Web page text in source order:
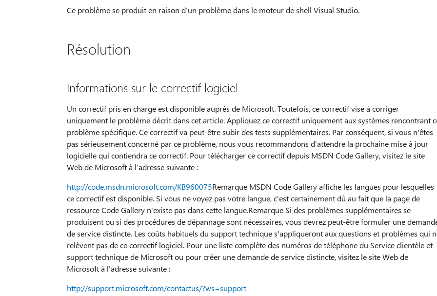
Ce problème se produit en raison d’un problème dans le moteur de shell Visual Studio.
Résolution
Informations sur le correctif logiciel
Un correctif pris en charge est disponible auprès de Microsoft. Toutefois, ce correctif vise à corriger
uniquement le problème décrit dans cet article. Appliquez ce correctif uniquement aux systèmes rencontrant
problème spécifique. Ce correctif va peut-être subir des tests supplémentaires. Par conséquent, si vous n'êtes
pas sérieusement concerné par ce problème, nous vous recommandons d'attendre la prochaine mise à jour
logicielle qui contiendra ce correctif. Pour télécharger ce correctif depuis MSDN Code Gallery, visitez le site
Web de Microsoft à l’adresse suivante :
http://code.msdn.microsoft.com/KB960075Remarque MSDN Code Gallery affiche les langues pour lesquelles
ce correctif est disponible. Si vous ne voyez pas votre langue, c'est certainement dû au fait que la page de
ressource Code Gallery n'existe pas dans cette langue.Remarque Si des problèmes supplémentaires se
produisent ou si des procédures de dépannage sont nécessaires, vous devrez peut-être formuler une
de service distincte. Les coûts habituels du support technique s'appliqueront aux questions et problèmes qui
relèvent pas de ce correctif logiciel. Pour une liste complète des numéros de téléphone du Service clientèle et
support technique de Microsoft ou pour créer une demande de service distincte, visitez le site Web de
Microsoft à l'adresse suivante :
http://support.microsoft.com/contactus/?ws=support